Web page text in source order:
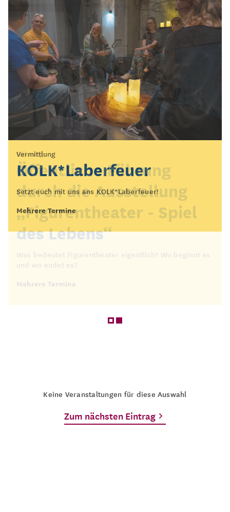
Vermittlung
KOLK*Laberfeuer
Setzt euch mit uns ans KOLK*Laberfeuer!
Mehrere Termine
Führung
Öffentliche Führung
durch die Ausstellung
„Figurentheater - Spiel
des Lebens“
Was bedeutet Figurentheater eigentlich? Wo beginnt es
und wo endet es?
Mehrere Termine
Keine Veranstaltungen für diese Auswahl
Zum nächsten Eintrag